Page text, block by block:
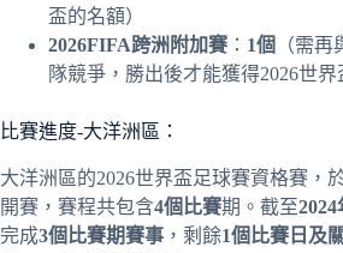
盃的名額）
2026FIFA跨洲附加賽 ： 1個
（需
隊競爭，勝出後才能獲得2026世
比賽進度-大洋洲區：
大洋洲區的2026世界盃足球賽資格賽，
開賽，賽程共包含4個比賽期。截至2024
完成3個比賽期賽事 ，剩餘1個比賽日及